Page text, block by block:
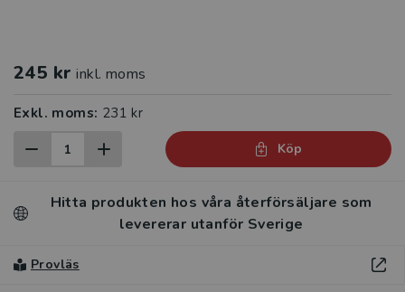
245 kr inkl. moms
Exkl. moms: 231 kr
Köp
Hitta produkten hos våra återförsäljare som
levererar utanför Sverige
Provläs